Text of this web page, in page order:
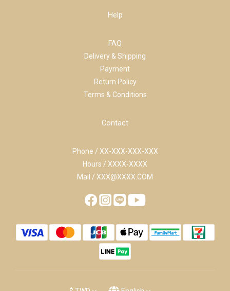
Help
FAQ
Delivery & Shipping
Payment
Return Policy
Terms & Conditions
Contact
Phone / XX-XXX-XXX-XXX
Hours / XXXX-XXXX
Mail / XXX@XXXX.COM